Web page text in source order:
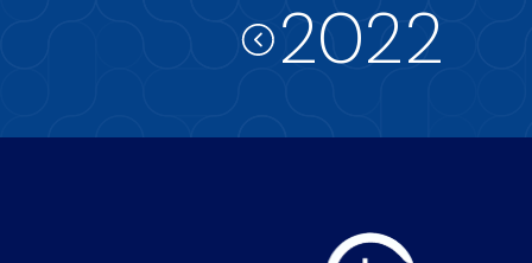
2022